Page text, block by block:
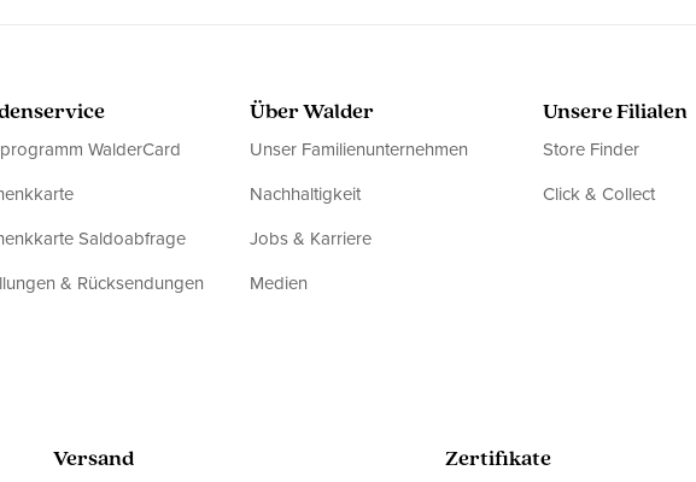
WalderCard
Saldoabfrage
& Rücksendungen
Über Walder
Unser Familienunternehmen
Nachhaltigkeit
Jobs & Karriere
Medien
Unsere Filialen
Store Finder
Click & Collect
Versand Zertifikate